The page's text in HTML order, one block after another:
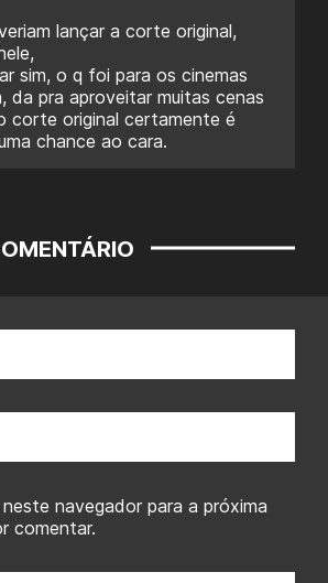
lançar a corte original,
sim, o q foi para os cinemas
da pra aproveitar muitas cenas
corte original certamente é
chance ao cara.
navegador para a próxima
comentar.